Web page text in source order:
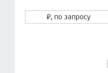
₽, по запросу